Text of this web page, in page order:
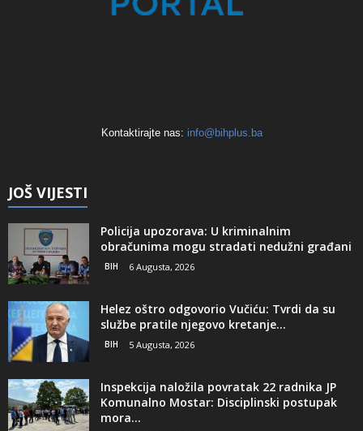
Kontaktirajte nas: info@bihplus.ba
JOŠ VIJESTI
Policija upozorava: U kriminalnim
obračunima mogu stradati nedužni građani
BIH 6 Augusta, 2026
Helez oštro odgovorio Vučiću: Tvrdi da su
službe pratile njegovo kretanje...
BIH 5 Augusta, 2026
Inspekcija naložila povratak 22 radnika JP
Komunalno Mostar: Disciplinski postupak
mora...